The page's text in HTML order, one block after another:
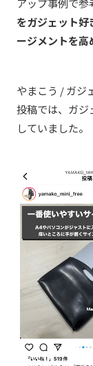
アップ事例で参
をガジェット
ージメントを高
やまこう / ガジ
投稿では、ガジ
していました。